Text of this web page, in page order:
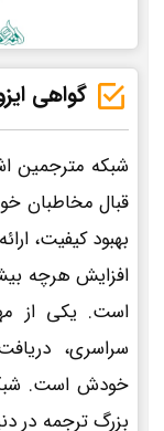
گواهی
شبکه مترجمین
قبال مخاطبان
بهبود کیفیت،
افزایش هرچه
است. یکی از
سراسری،
خودش است.
بزرگ ترجمه در